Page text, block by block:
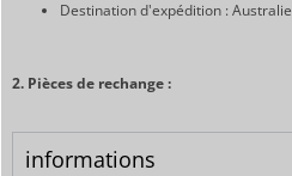
Destination d'expédition : Australie
2. Pièces de rechange :
informations